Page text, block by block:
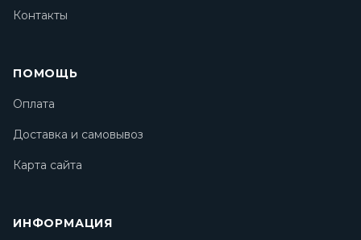
Контакты
ПОМОЩЬ
Оплата
Доставка и самовывоз
Карта сайта
ИНФОРМАЦИЯ